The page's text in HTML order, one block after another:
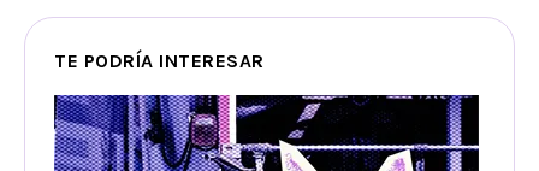
TE PODRÍA INTERESAR